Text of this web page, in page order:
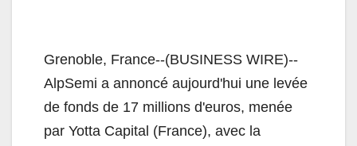
Grenoble, France--(BUSINESS WIRE)--
AlpSemi a annoncé aujourd'hui une levée
de fonds de 17 millions d'euros, menée
par Yotta Capital (France), avec la